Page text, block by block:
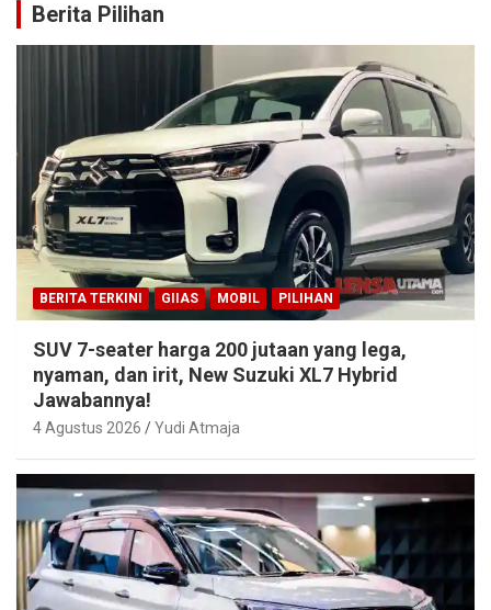
Berita Pilihan
BERITA TERKINI GIIAS MOBIL PILIHAN
SUV 7-seater harga 200 jutaan yang lega,
nyaman, dan irit, New Suzuki XL7 Hybrid
Jawabannya!
4 Agustus 2026 Yudi Atmaja